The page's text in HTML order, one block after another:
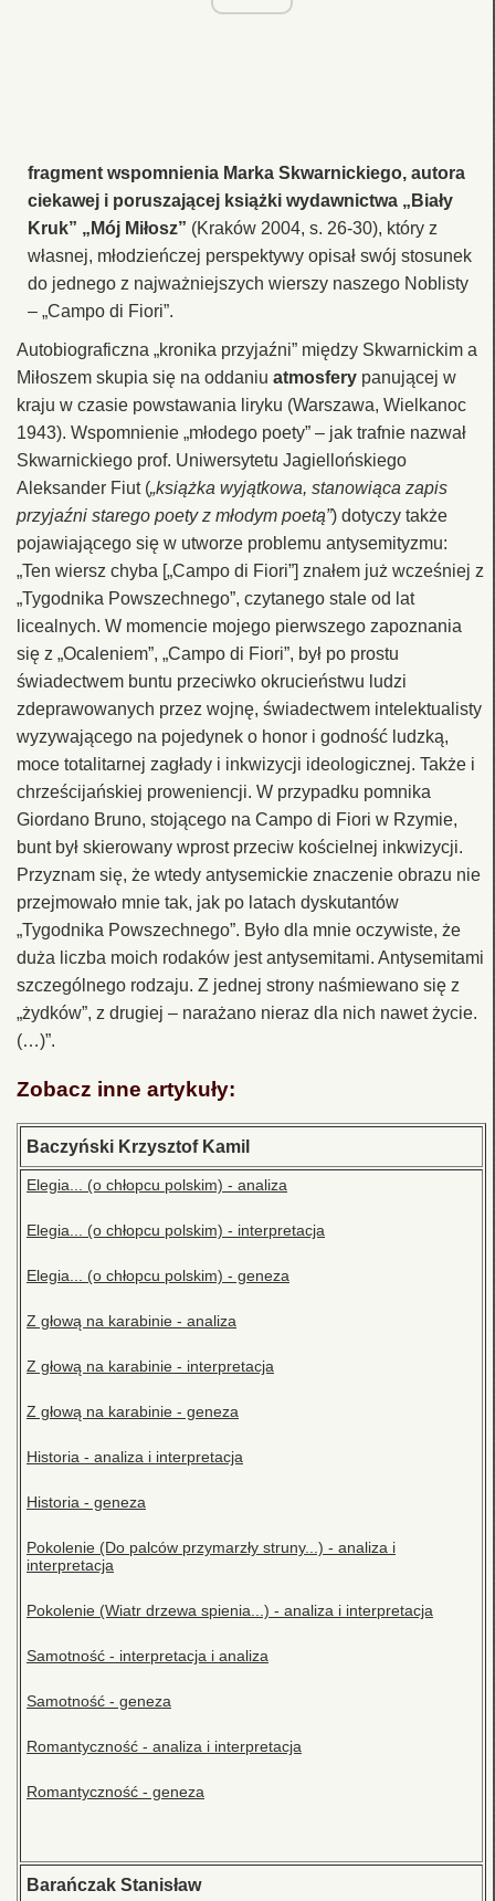
fragment wspomnienia Marka Skwarnickiego, autora
ciekawej i poruszającej książki wydawnictwa „Biały
Kruk” „Mój Miłosz” (Kraków 2004, s. 26-30), który z
własnej, młodzieńczej perspektywy opisał swój stosunek
do jednego z najważniejszych wierszy naszego Noblisty
– „Campo di Fiori”.
Autobiograficzna „kronika przyjaźni” między Skwarnickim a
Miłoszem skupia się na oddaniu atmosfery panującej w
kraju w czasie powstawania liryku (Warszawa, Wielkanoc
1943). Wspomnienie „młodego poety” – jak trafnie nazwał
Skwarnickiego prof. Uniwersytetu Jagiellońskiego
Aleksander Fiut („książka wyjątkowa, stanowiąca zapis
przyjaźni starego poety z młodym poetą”) dotyczy także
pojawiającego się w utworze problemu antysemityzmu:
„Ten wiersz chyba [„Campo di Fiori”] znałem już wcześniej z
„Tygodnika Powszechnego”, czytanego stale od lat
licealnych. W momencie mojego pierwszego zapoznania
się z „Ocaleniem”, „Campo di Fiori”, był po prostu
świadectwem buntu przeciwko okrucieństwu ludzi
zdeprawowanych przez wojnę, świadectwem intelektualisty
wyzywającego na pojedynek o honor i godność ludzką,
moce totalitarnej zagłady i inkwizycji ideologicznej. Także i
chrześcijańskiej proweniencji. W przypadku pomnika
Giordano Bruno, stojącego na Campo di Fiori w Rzymie,
bunt był skierowany wprost przeciw kościelnej inkwizycji.
Przyznam się, że wtedy antysemickie znaczenie obrazu nie
przejmowało mnie tak, jak po latach dyskutantów
„Tygodnika Powszechnego”. Było dla mnie oczywiste, że
duża liczba moich rodaków jest antysemitami. Antysemitami
szczególnego rodzaju. Z jednej strony naśmiewano się z
„żydków”, z drugiej – narażano nieraz dla nich nawet życie.
(…)”.
Zobacz inne artykuły:
Baczyński Krzysztof Kamil
Elegia... (o chłopcu polskim) - analiza
Elegia... (o chłopcu polskim) - interpretacja
Elegia... (o chłopcu polskim) - geneza
Z głową na karabinie - analiza
Z głową na karabinie - interpretacja
Z głową na karabinie - geneza
Historia - analiza i interpretacja
Historia - geneza
Pokolenie (Do palców przymarzły struny...) - analiza i
interpretacja
Pokolenie (Wiatr drzewa spienia...) - analiza i interpretacja
Samotność - interpretacja i analiza
Samotność - geneza
Romantyczność - analiza i interpretacja
Romantyczność - geneza
Barańczak Stanisław